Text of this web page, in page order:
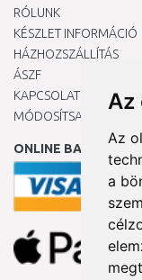
Az
Az
a
RÓLUNK
KÉSZLET INFORMÁCIÓ
HÁZHOZSZÁLLÍTÁS
ÁSZF
KAPCSOLAT
MÓDOSÍTSA A
ONLINE